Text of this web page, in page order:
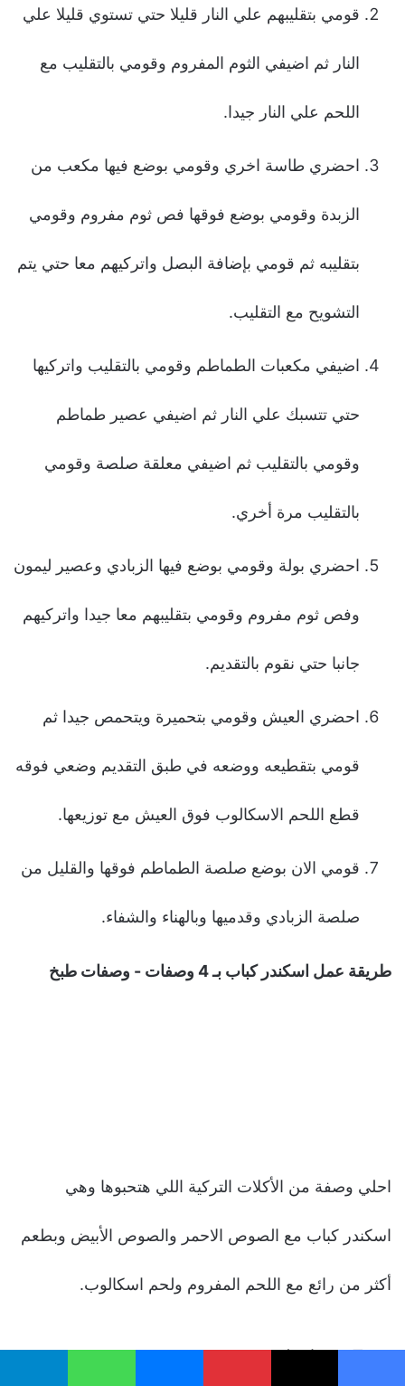
قومي بتقليبهم علي النار قليلا حتي تستوي قليلا علي
النار ثم اضيفي الثوم المفروم وقومي بالتقليب مع
اللحم علي النار جيدا.
احضري طاسة اخري وقومي بوضع فيها مكعب من
الزبدة وقومي بوضع فوقها فص ثوم مفروم وقومي
بتقليبه ثم قومي بإضافة البصل واتركيهم معا حتي يتم
التشويح مع التقليب.
اضيفي مكعبات الطماطم وقومي بالتقليب واتركيها
حتي تتسبك علي النار ثم اضيفي عصير طماطم
وقومي بالتقليب ثم اضيفي معلقة صلصة وقومي
بالتقليب مرة أخري.
احضري بولة وقومي بوضع فيها الزبادي وعصير ليمون
وفص ثوم مفروم وقومي بتقليبهم معا جيدا واتركيهم
جانبا حتي نقوم بالتقديم.
احضري العيش وقومي بتحميرة ويتحمص جيدا ثم
قومي بتقطيعه ووضعه في طبق التقديم وضعي فوقه
قطع اللحم الاسكالوب فوق العيش مع توزيعها.
قومي الان بوضع صلصة الطماطم فوقها والقليل من
صلصة الزبادي وقدميها وبالهناء والشفاء.
طريقة عمل اسكندر كباب بـ 4 وصفات - وصفات طبخ
احلي وصفة من الأكلات التركية اللي هتحبوها وهي
اسكندر كباب مع الصوص الاحمر والصوص الأبيض وبطعم
أكثر من رائع مع اللحم المفروم ولحم اسكالوب.
Type: وصفات لحوم